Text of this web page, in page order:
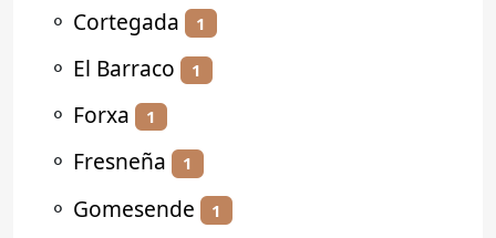
⚬ Cortegada 1
⚬ El Barraco 1
⚬ Forxa 1
⚬ Fresneña 1
⚬ Gomesende 1